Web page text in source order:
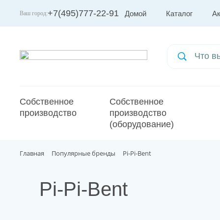
Ваш город:+7(495)777-22-91 Домой Каталог
Москва
Собственное
производство
Собственное
производство
(оборудование)
Главная Популярные бренды Pi-Pi-Bent
Pi-Pi-Bent